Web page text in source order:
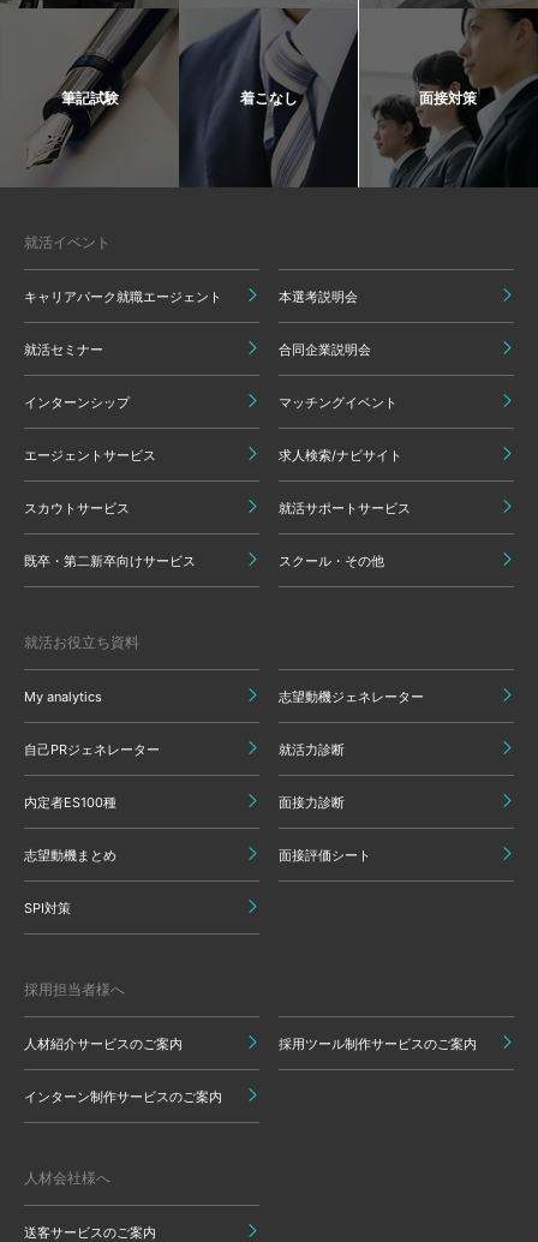
筆記試験 着こなし 面接対策
就活イベント
キャリアパーク就職エージェント 本選考説明会
就活セミナー 合同企業説明会
インターンシップ マッチングイベント
エージェントサービス 求人検索/ナビサイト
スカウトサービス 就活サポートサービス
既卒・第二新卒向けサービス スクール・その他
就活お役立ち資料
My analytics 志望動機ジェネレーター
自己PRジェネレーター 就活力診断
内定者ES100種 面接力診断
志望動機まとめ 面接評価シート
SPI対策
採用担当者様へ
人材紹介サービスのご案内 採用ツール制作サービスのご案内
インターン制作サービスのご案内
人材会社様へ
送客サービスのご案内